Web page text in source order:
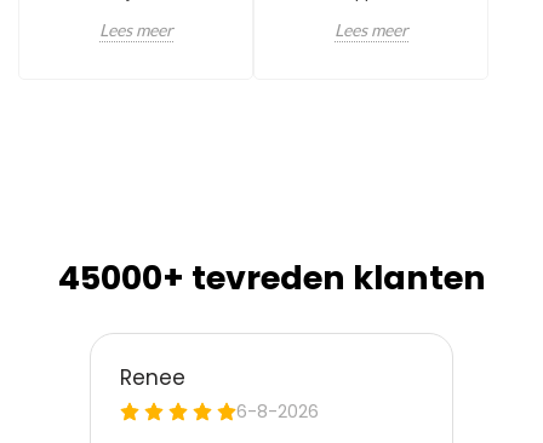
Lees meer
Lees meer
45000+ tevreden klanten